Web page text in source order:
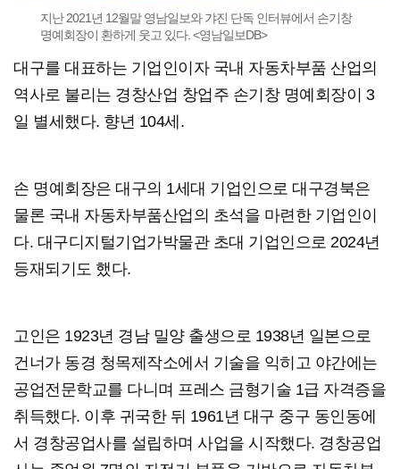
지난 2021년 12월말 영남일보와 갸진 단독 인터뷰에서 손기창
명예회장이 환하게 웃고 있다. <영남일보DB>
대구를 대표하는 기업인이자 국내 자동차부품 산업의
역사로 불리는 경창산업 창업주 손기창 명예회장이 3
일 별세했다. 향년 104세.
손 명예회장은 대구의 1세대 기업인으로 대구경북은
물론 국내 자동차부품산업의 초석을 마련한 기업인이
다. 대구디지털기업가박물관 초대 기업인으로 2024년
등재되기도 했다.
고인은 1923년 경남 밀양 출생으로 1938년 일본으로
건너가 동경 청목제작소에서 기술을 익히고 야간에는
공업전문학교를 다니며 프레스 금형기술 1급 자격증을
취득했다. 이후 귀국한 뒤 1961년 대구 중구 동인동에
서 경창공업사를 설립하며 사업을 시작했다. 경창공업